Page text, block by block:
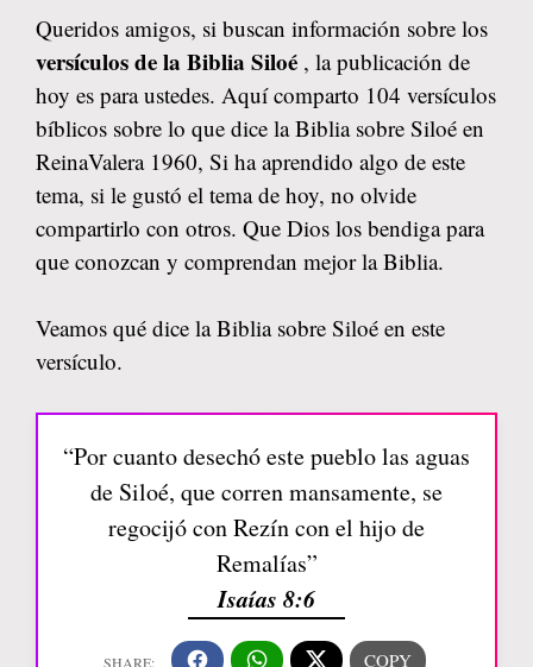
Queridos amigos, si buscan información sobre los
versículos de la Biblia Siloé , la publicación de
hoy es para ustedes. Aquí comparto 104 versículos
bíblicos sobre lo que dice la Biblia sobre Siloé en
ReinaValera 1960, Si ha aprendido algo de este
tema, si le gustó el tema de hoy, no olvide
compartirlo con otros. Que Dios los bendiga para
que conozcan y comprendan mejor la Biblia.
Veamos qué dice la Biblia sobre Siloé en este
versículo.
“Por cuanto desechó este pueblo las aguas
de Siloé, que corren mansamente, se
regocijó con Rezín con el hijo de
Remalías”
Isaías 8:6